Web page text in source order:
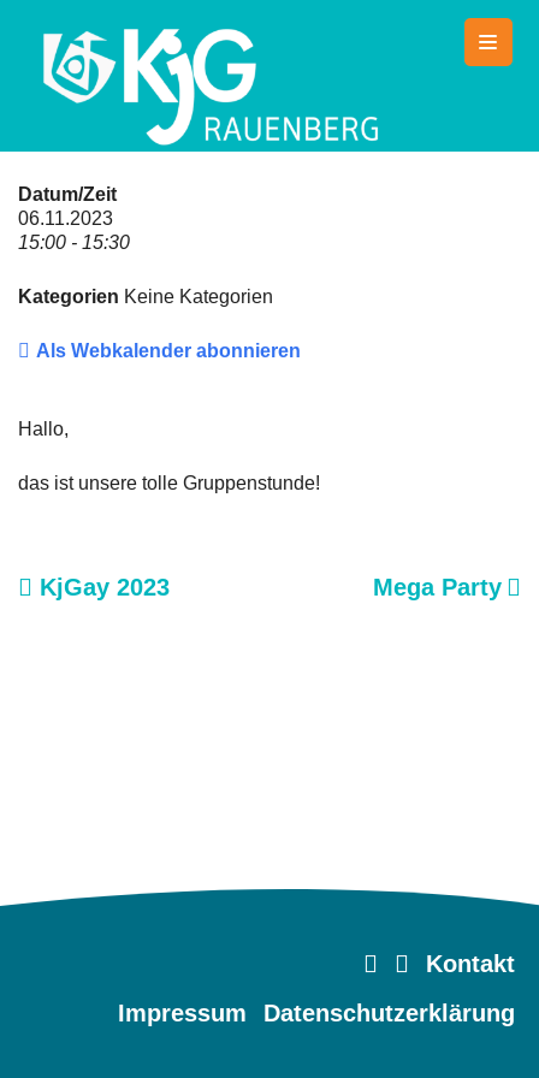
content
Datum/Zeit
06.11.2023
15:00 - 15:30
Kategorien Keine Kategorien
Als Webkalender abonnieren
Hallo,
das ist unsere tolle Gruppenstunde!
KjGay 2023 Mega Party
Kontakt
Impressum
Datenschutzerklärung